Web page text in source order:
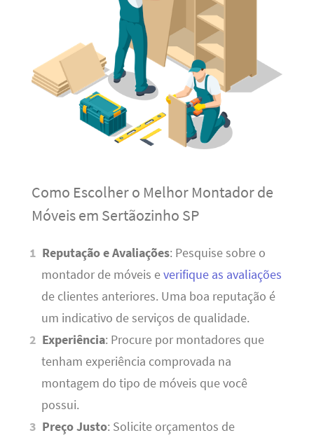
Como Escolher o Melhor Montador de
Móveis em Sertãozinho SP
Reputação e Avaliações: Pesquise sobre o
montador de móveis everifique as avaliações
de clientes anteriores. Uma boa reputação é
um indicativo de serviços de qualidade.
Experiência: Procure por montadores que
tenham experiência comprovada na
montagem do tipo de móveis que você
possui.
Preço Justo: Solicite orçamentos de